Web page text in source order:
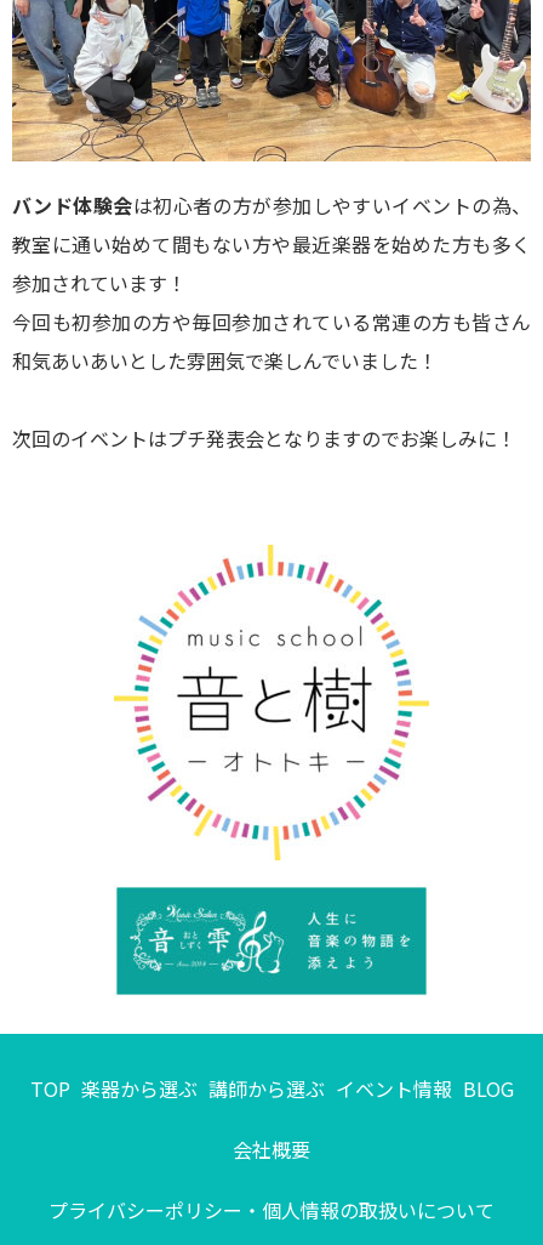
バンド体験会は初心者の方が参加しやすいイベントの為、
教室に通い始めて間もない方や最近楽器を始めた方も多く
参加されています！
今回も初参加の方や毎回参加されている常連の方も皆さん
和気あいあいとした雰囲気で楽しんでいました！
次回のイベントはプチ発表会となりますのでお楽しみに！
TOP 楽器から選ぶ 講師から選ぶ イベント情報 BLOG
会社概要
プライバシーポリシー・個人情報の取扱いについて